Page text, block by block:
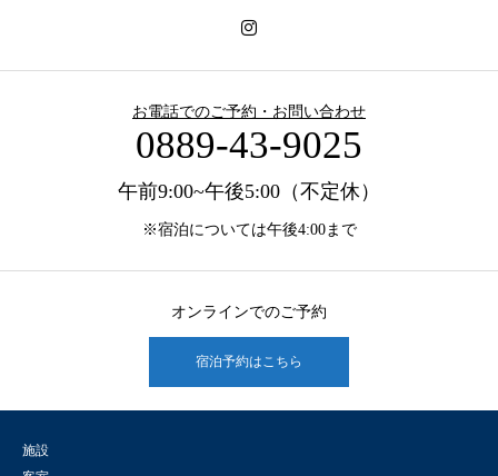
お電話でのご予約・お問い合わせ
0889-43-9025
午前9:00~午後5:00（不定休）
※宿泊については午後4:00まで
オンラインでのご予約
宿泊予約はこちら
施設